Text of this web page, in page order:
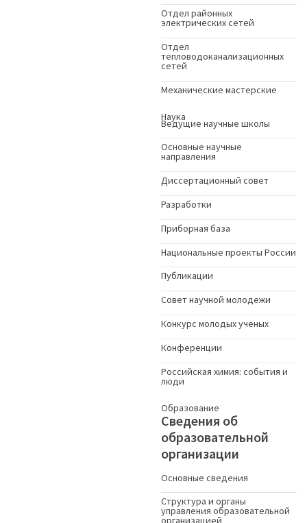
Отдел районных
электрических сетей
Отдел
тепловодоканализационных
сетей
Механические мастерские
Наука
Ведущие научные школы
Основные научные
направления
Диссертационный совет
Разработки
Приборная база
Национальные проекты России
Публикации
Совет научной молодежи
Конкурс молодых ученыx
Конференции
Российская химия: события и
люди
Образование
Сведения об
образовательной
организации
Основные сведения
Структура и органы
управления образовательной